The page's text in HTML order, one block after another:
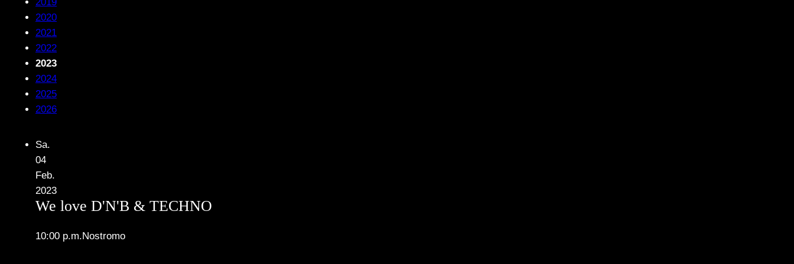
2020
2021
2022
2023
2024
2025
2026
Sa.
04
Feb.
2023
We love D'N'B & TECHNO
10:00 p.m.Nostromo